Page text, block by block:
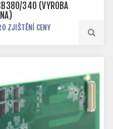
340 (VÝROBA
ZJIŠTĚNÍ CENY